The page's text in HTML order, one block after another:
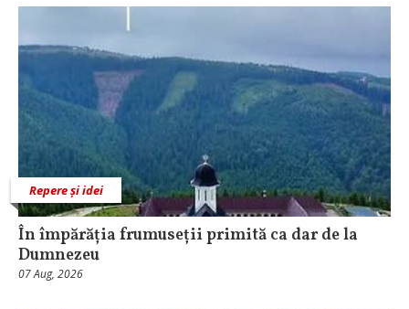
Repere și idei
În împărăția frumuseții primită ca dar de la
Dumnezeu
07 Aug, 2026